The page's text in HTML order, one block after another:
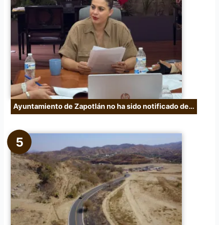
Ayuntamiento de Zapotlán no ha sido notificado de…